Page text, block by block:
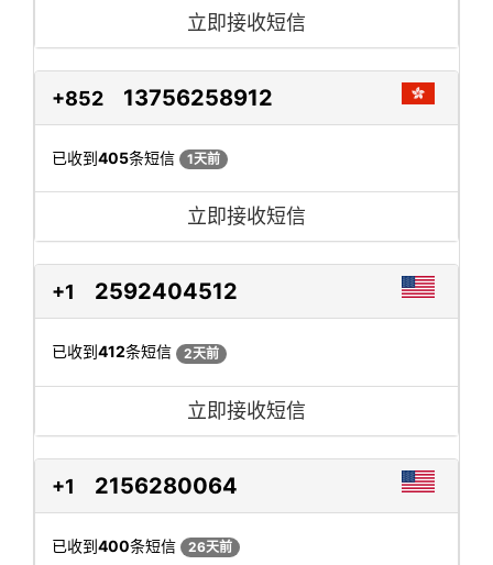
立即接收短信
+852 13756258912
已收到405条短信 1天前
立即接收短信
+1 2592404512
已收到412条短信 2天前
立即接收短信
+1 2156280064
已收到400条短信 26天前